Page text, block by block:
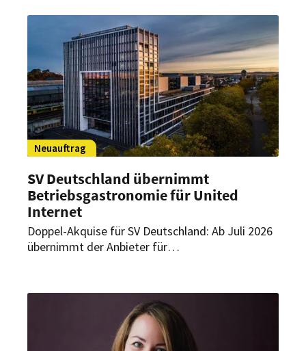
Neuauftrag
SV Deutschland übernimmt
Betriebsgastronomie für United
Internet
Doppel-Akquise für SV Deutschland: Ab Juli 2026
übernimmt der Anbieter für
führenden Technologiekonzerne Deutschlands.